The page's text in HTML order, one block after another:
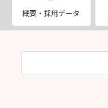
概要・採用データ